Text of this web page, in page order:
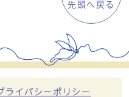
先頭へ戻る
ライバシーポリシー